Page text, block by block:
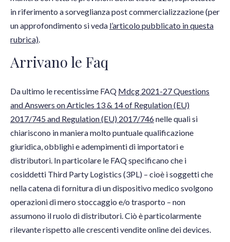
in riferimento a sorveglianza post commercializzazione (per
un approfondimento si veda l’articolo pubblicato in questa
rubrica).
Arrivano le Faq
Da ultimo le recentissime FAQ Mdcg 2021-27 Questions
and Answers on Articles 13 & 14 of Regulation (EU)
2017/745 and Regulation (EU) 2017/746nelle quali si
chiariscono in maniera molto puntuale qualificazione
giuridica, obblighi e adempimenti di importatori e
distributori. In particolare le FAQ specificano che i
cosiddetti Third Party Logistics (3PL) – cioè i soggetti che
nella catena di fornitura di un dispositivo medico svolgono
operazioni di mero stoccaggio e/o trasporto – non
assumono il ruolo di distributori. Ciò è particolarmente
rilevante rispetto alle crescenti vendite online dei devices.